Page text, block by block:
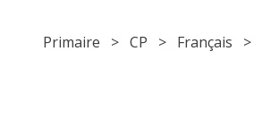
Primaire > CP > Français >